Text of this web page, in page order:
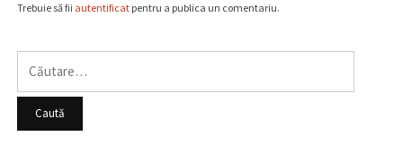
Trebuie să fii autentificatpentru a publica un comentariu.